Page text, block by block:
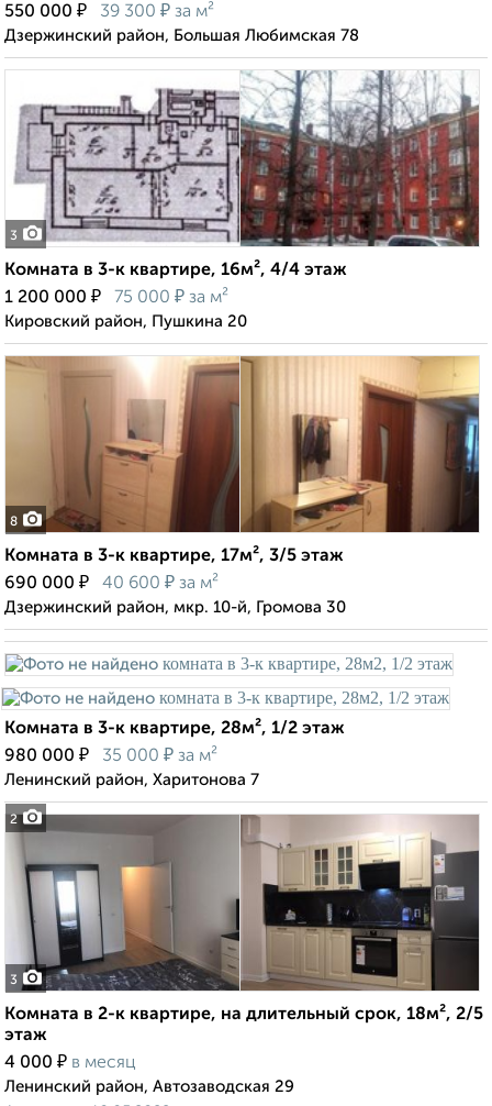
550 000 ₽ 39 300 ₽ за м²
Дзержинский район, Большая Любимская 78
3
Комната в 3-к квартире, 16м², 4/4 этаж
1 200 000 ₽ 75 000 ₽ за м²
Кировский район, Пушкина 20
8
Комната в 3-к квартире, 17м², 3/5 этаж
690 000 ₽ 40 600 ₽ за м²
Дзержинский район, мкр. 10-й, Громова 30
2
Комната в 3-к квартире, 28м², 1/2 этаж
980 000 ₽ 35 000 ₽ за м²
Ленинский район, Харитонова 7
3
Комната в 2-к квартире, на длительный срок, 18м², 2/5
этаж
4 000 ₽ в месяц
Ленинский район, Автозаводская 29